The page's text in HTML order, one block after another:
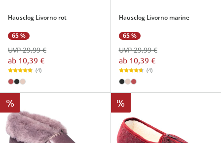
Hausclog Livorno rot
65 %
ab 10,39 €
UVP 29,99 €
(4)
Hausclog Livorno marine
65 %
ab 10,39 €
UVP 29,99 €
(4)
% %